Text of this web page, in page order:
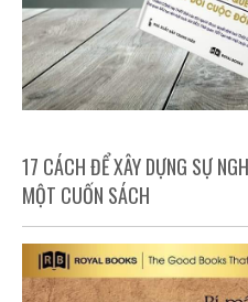
17 CÁCH ĐỂ XÂY DỰNG SỰ
MỘT CUỐN SÁCH